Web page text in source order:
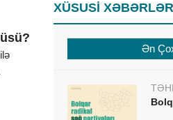
XÜSUSİ XƏBƏRLƏR
Ən